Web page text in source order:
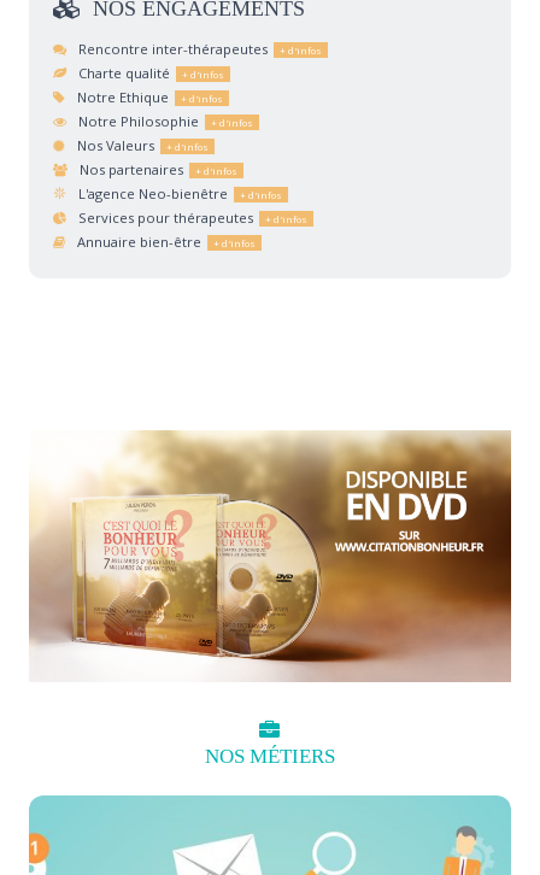
NOS ENGAGEMENTS
Rencontre inter-thérapeutes
Charte qualité
Notre Ethique
Notre Philosophie
Nos Valeurs
Nos partenaires
L'agence Neo-bienêtre
Services pour thérapeutes
Annuaire bien-être
NOS MÉTIERS